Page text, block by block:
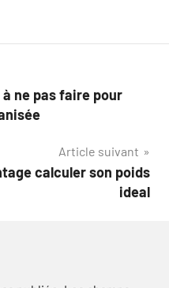
ne pas faire pour
Article suivant
calculer son poids
ideal